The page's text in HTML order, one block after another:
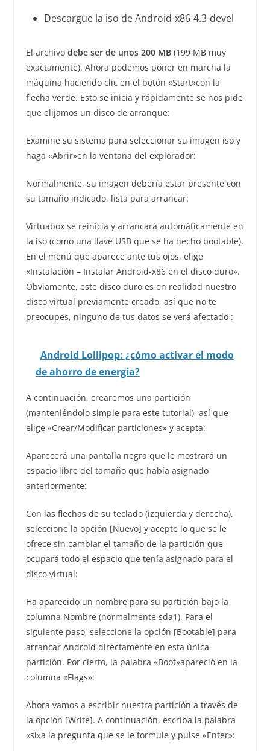
Descargue la iso de Android-x86-4.3-devel
El archivo debe ser de unos 200 MB(199 MB muy
exactamente). Ahora podemos poner en marcha la
máquina haciendo clic en el botón «Start»con la
flecha verde. Esto se inicia y rápidamente se nos pide
que elijamos un disco de arranque:
Examine su sistema para seleccionar su imagen iso y
haga «Abrir»en la ventana del explorador:
Normalmente, su imagen debería estar presente con
su tamaño indicado, lista para arrancar:
Virtuabox se reinicia y arrancará automáticamente en
la iso (como una llave USB que se ha hecho bootable).
En el menú que aparece ante tus ojos, elige
«Instalación – Instalar Android-x86 en el disco duro».
Obviamente, este disco duro es en realidad nuestro
disco virtual previamente creado, así que no te
preocupes, ninguno de tus datos se verá afectado :
Android Lollipop: ¿cómo activar el modo
de ahorro de energía?
A continuación, crearemos una partición
(manteniéndolo simple para este tutorial), así que
elige «Crear/Modificar particiones» y acepta:
Aparecerá una pantalla negra que le mostrará un
espacio libre del tamaño que había asignado
anteriormente:
Con las flechas de su teclado (izquierda y derecha),
seleccione la opción [Nuevo] y acepte lo que se le
ofrece sin cambiar el tamaño de la partición que
ocupará todo el espacio que tenía asignado para el
disco virtual:
Ha aparecido un nombre para su partición bajo la
columna Nombre (normalmente sda1). Para el
siguiente paso, seleccione la opción [Bootable] para
arrancar Android directamente en esta única
partición. Por cierto, la palabra «Boot»apareció en la
columna «Flags»:
Ahora vamos a escribir nuestra partición a través de
la opción [Write]. A continuación, escriba la palabra
«sí»a la pregunta que se le formule y pulse «Enter»: